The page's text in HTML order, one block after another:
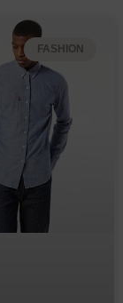
FASHION